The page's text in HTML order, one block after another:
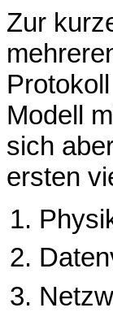
Zur
Modell
sich
ersten